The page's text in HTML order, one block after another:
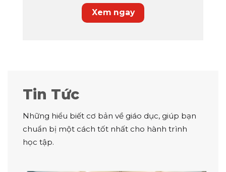
Xem ngay
Tin Tức
Những hiểu biết cơ bản về giáo dục, giúp bạn
chuẩn bị một cách tốt nhất cho hành trình
học tập.